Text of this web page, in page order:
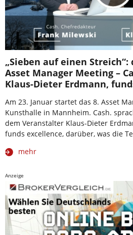
„Sieben auf einen Streich“:
Asset Manager Meeting –
Klaus-Dieter Erdmann,
Am 23. Januar startet das 8. Asset
Kunsthalle in Mannheim. Cash.
dem Veranstalter Klaus-Dieter
funds excellence, darüber, was die
mehr
Anzeige